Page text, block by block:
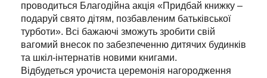
проводиться Благодійна акція «Придбай книжку –
подаруй свято дітям, позбавленим батьківської
турботи». Всі бажаючі зможуть зробити свій
вагомий внесок по забезпеченню дитячих будинків
та шкіл-інтернатів новими книгами.
Відбудеться урочиста церемонія нагородження